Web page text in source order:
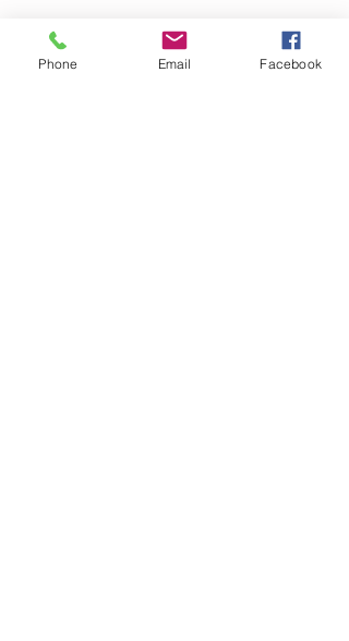
Sénateur Prof Faustin Luanga
(Extrait de mon livre (à paraître) : “Penser
librement, Exister pleinement - Appel à la
Phone Email Facebook